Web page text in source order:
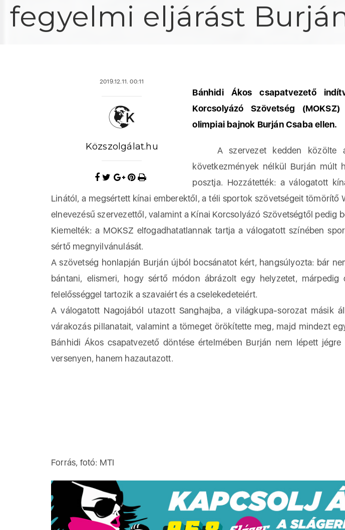
fegyelmi eljárást
2019.12.11. 00:11
Közszolgálat.hu
Bánhidi Ákos csapatvezető
Korcsolyázó Szövetség
olimpiai bajnok Burján Csaba ellen.
A szervezet kedden közölte a
következmények nélkül Burján múlt
posztja. Hozzátették: a válogatott
Linától, a megsértett kínai emberektől, a téli sportok szövetségeit tömörítő
elnevezésű szervezettől, valamint a Kínai Korcsolyázó Szövetségtől pedig
Kiemelték: a MOKSZ elfogadhatatlannak tartja a válogatott színében
sértő megnyilvánulását.
A szövetség honlapján Burján újból bocsánatot kért, hangsúlyozta: bár
bántani, elismeri, hogy sértő módon ábrázolt egy helyzetet,
felelősséggel tartozik a szavaiért és a cselekedeteiért.
A válogatott Nagojából utazott Sanghajba, a világkupa-sorozat másik
várakozás pillanatait, valamint a tömeget örökítette meg, majd mindezt
Bánhidi Ákos csapatvezető döntése értelmében Burján nem lépett
versenyen, hanem hazautazott.
Forrás, fotó: MTI